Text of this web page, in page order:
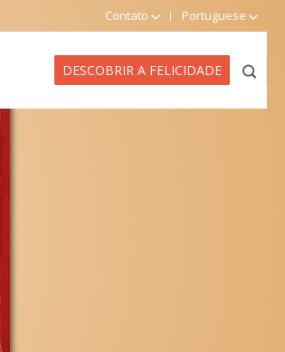
Contato Portuguese
DESCOBRIR A FELICIDADE